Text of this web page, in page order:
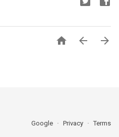
  
Google Privacy Terms